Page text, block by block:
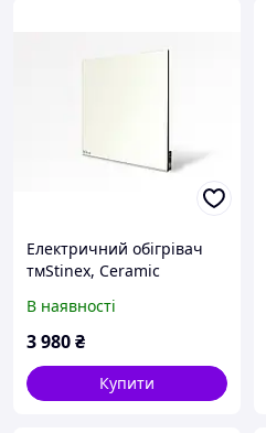
Електричний обігрівач
тмStinex, Ceramic
В наявності
3 980₴
Купити